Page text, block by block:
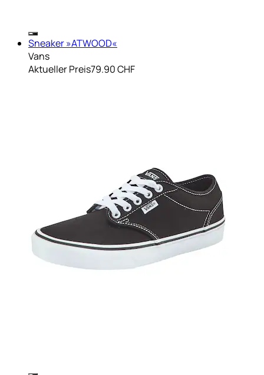
Sneaker »ATWOOD«
Vans
Aktueller Preis79.90 CHF